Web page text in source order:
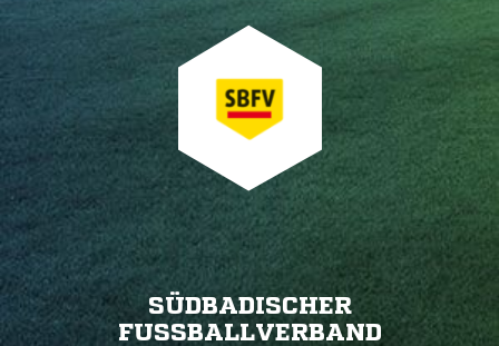
SÜDBADISCHER
FUSSBALLVERBAND